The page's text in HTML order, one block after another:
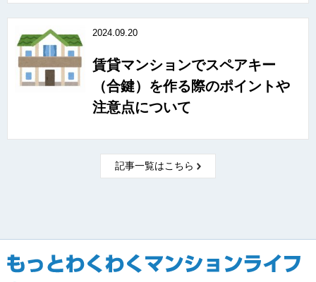
2024.09.20
賃貸マンションでスペアキー
（合鍵）を作る際のポイントや
注意点について
記事一覧はこちら